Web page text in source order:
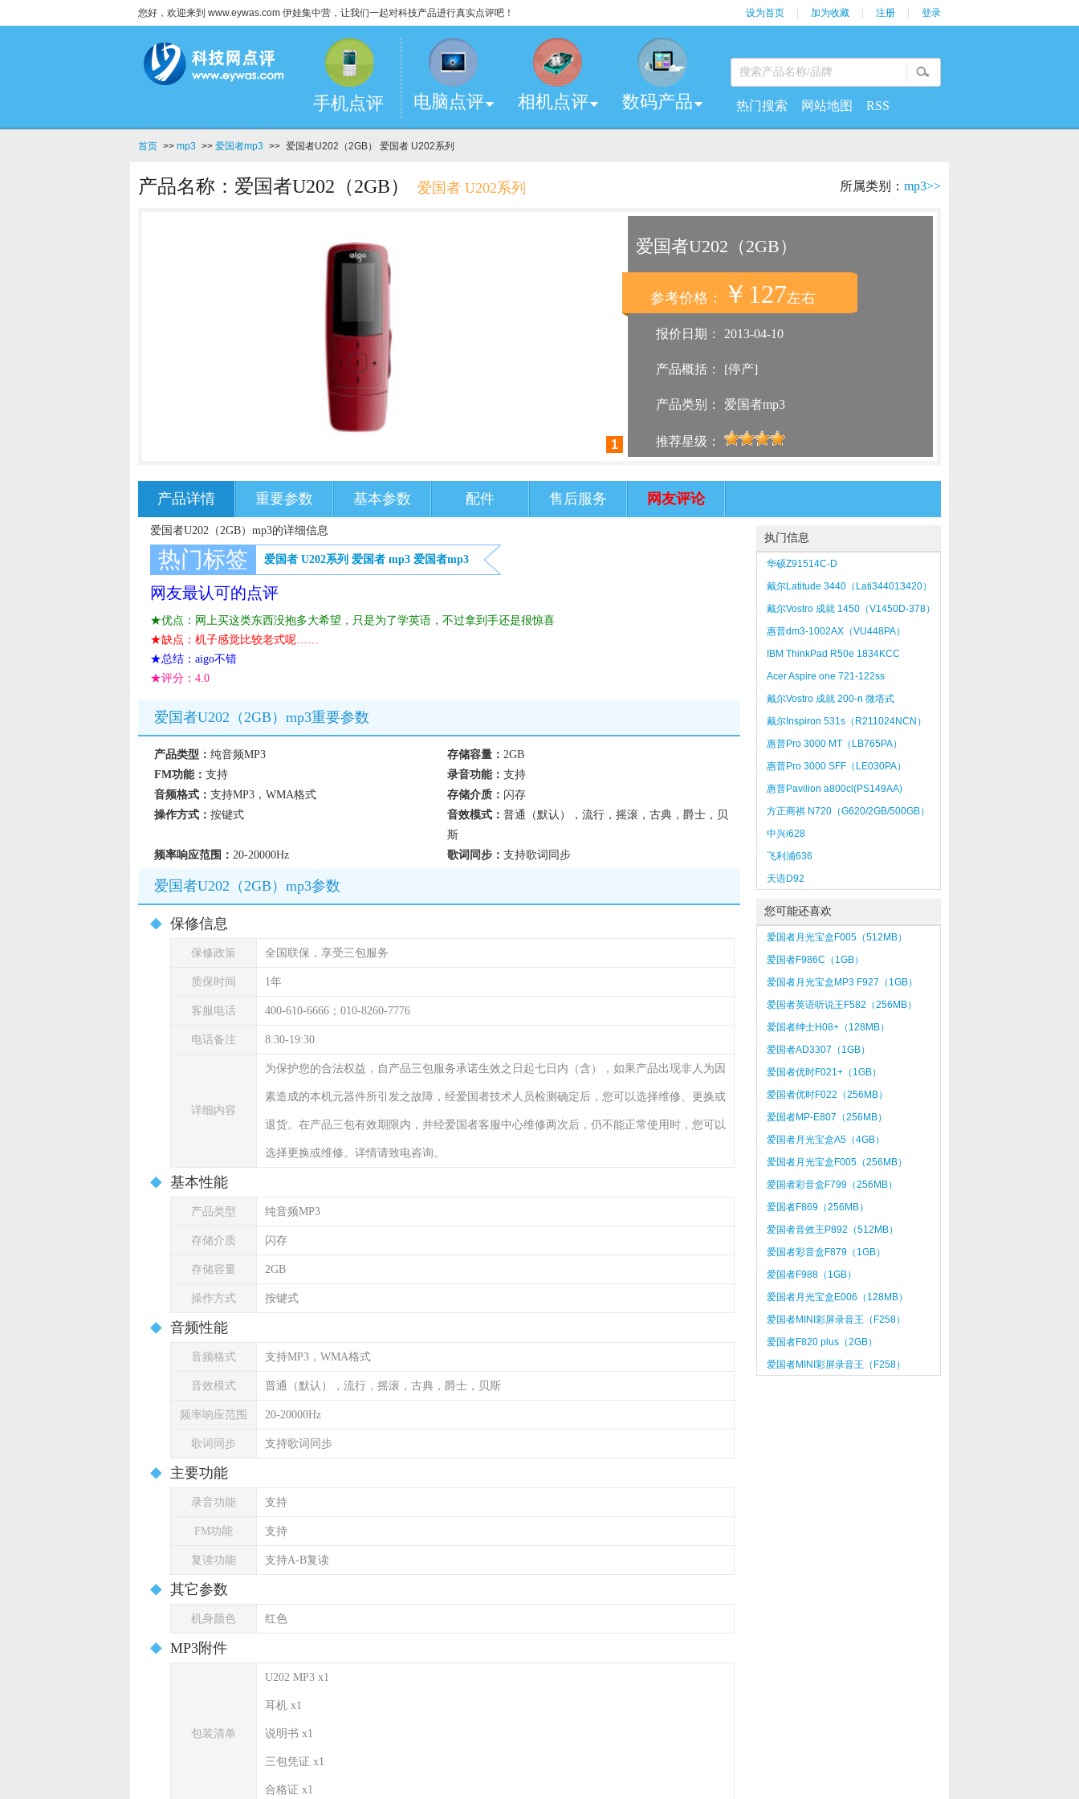
您好，欢迎来到 www.eywas.com 伊娃集中营，让我们一起对科技产品进行真实点评吧！ 设为首页 加为收藏 注册 登录
手机点评 电脑点评 相机点评 数码产品 热门搜索 网站地图 RSS
首页 >> mp3 >> 爱国者mp3 >> 爱国者U202（2GB） 爱国者 U202系列
产品名称：爱国者U202（2GB） 爱国者 U202系列 所属类别： mp3>>
1
爱国者U202（2GB）
参考价格： ￥127左右
报价日期： 2013-04-10
产品概括： [停产]
产品类别： 爱国者mp3
推荐星级：
产品详情 重要参数 基本参数 配件 售后服务 网友评论
爱国者U202（2GB）mp3的详细信息
热门标签 爱国者 U202系列 爱国者 mp3 爱国者mp3
网友最认可的点评
★优点：网上买这类东西没抱多大希望，只是为了学英语，不过拿到手还是很惊喜
★缺点：机子感觉比较老式呢……
★总结：aigo不错
★评分： 4.0
爱国者U202（2GB）mp3重要参数
产品类型： 纯音频MP3 存储容量： 2GB
FM功能： 支持 录音功能： 支持
音频格式： 支持MP3，WMA格式 存储介质： 闪存
操作方式： 按键式 音效模式： 普通（默认），流行，摇滚，古典，爵士，贝
斯
频率响应范围： 20-20000Hz 歌词同步： 支持歌词同步
爱国者U202（2GB）mp3参数
保修信息
保修政策 全国联保，享受三包服务
质保时间 1年
客服电话 400-610-6666；010-8260-7776
电话备注 8:30-19:30
详细内容
为保护您的合法权益，自产品三包服务承诺生效之日起七日内（含），如果产品出现非人为因
素造成的本机元器件所引发之故障，经爱国者技术人员检测确定后，您可以选择维修、更换或
退货。在产品三包有效期限内，并经爱国者客服中心维修两次后，仍不能正常使用时，您可以
选择更换或维修。详情请致电咨询。
基本性能
产品类型 纯音频MP3
存储介质 闪存
存储容量 2GB
操作方式 按键式
音频性能
音频格式 支持MP3，WMA格式
音效模式 普通（默认），流行，摇滚，古典，爵士，贝斯
频率响应范围 20-20000Hz
歌词同步 支持歌词同步
主要功能
录音功能 支持
FM功能 支持
复读功能 支持A-B复读
其它参数
机身颜色 红色
MP3附件
包装清单
U202 MP3 x1
耳机 x1
说明书 x1
三包凭证 x1
合格证 x1
执门信息
华硕Z91514C-D
戴尔Latitude 3440（Lati344013420）
戴尔Vostro 成就 1450（V1450D-378）
惠普dm3-1002AX（VU448PA）
IBM ThinkPad R50e 1834KCC
Acer Aspire one 721-122ss
戴尔Vostro 成就 200-n 微塔式
（R220615）
戴尔Inspiron 531s（R211024NCN）
惠普Pro 3000 MT（LB765PA）
惠普Pro 3000 SFF（LE030PA）
惠普Pavilion a800cl(PS149AA)
方正商祺 N720（G620/2GB/500GB）
中兴i628
飞利浦636
天语D92
您可能还喜欢
爱国者月光宝盒F005（512MB）
爱国者F986C（1GB）
爱国者月光宝盒MP3 F927（1GB）
爱国者英语听说王F582（256MB）
爱国者绅士H08+（128MB）
爱国者AD3307（1GB）
爱国者优时F021+（1GB）
爱国者优时F022（256MB）
爱国者MP-E807（256MB）
爱国者月光宝盒A5（4GB）
爱国者月光宝盒F005（256MB）
爱国者彩音盒F799（256MB）
爱国者F869（256MB）
爱国者音效王P892（512MB）
爱国者彩音盒F879（1GB）
爱国者F988（1GB）
爱国者月光宝盒E006（128MB）
爱国者MINI彩屏录音王（F258）
（1GB）
爱国者F820 plus（2GB）
爱国者MINI彩屏录音王（F258）